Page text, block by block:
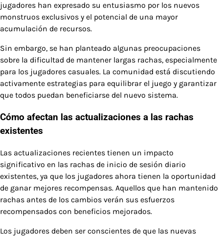
jugadores han expresado su entusiasmo por los nuevos
monstruos exclusivos y el potencial de una mayor
acumulación de recursos.
Sin embargo, se han planteado algunas preocupaciones
sobre la dificultad de mantener largas rachas, especialmente
para los jugadores casuales. La comunidad está discutiendo
activamente estrategias para equilibrar el juego y garantizar
que todos puedan beneficiarse del nuevo sistema.
Cómo afectan las actualizaciones a las rachas
existentes
Las actualizaciones recientes tienen un impacto
significativo en las rachas de inicio de sesión diario
existentes, ya que los jugadores ahora tienen la oportunidad
de ganar mejores recompensas. Aquellos que han mantenido
rachas antes de los cambios verán sus esfuerzos
recompensados con beneficios mejorados.
Los jugadores deben ser conscientes de que las nuevas